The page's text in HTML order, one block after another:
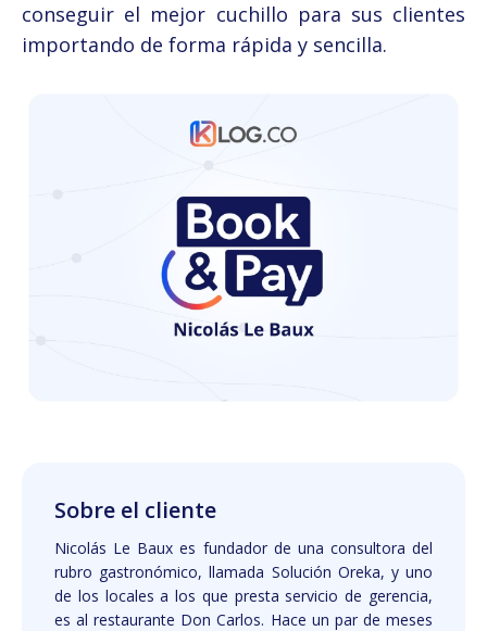
conseguir el mejor cuchillo para sus clientes
importando de forma rápida y sencilla.
Sobre el cliente
Nicolás Le Baux es fundador de una consultora del
rubro gastronómico, llamada Solución Oreka, y uno
de los locales a los que presta servicio de gerencia,
es al restaurante Don Carlos. Hace un par de meses